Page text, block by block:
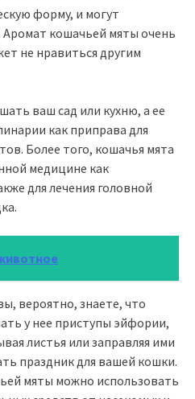
форму, и могут
Аромат кошачьей мяты очень
не нравиться другим
ваш сад или кухню, а ее
как приправа для
Более того, кошачья мята
медицине как
для лечения головной
вероятно, знаете, что
у нее приступы эйфории,
листья или заправляя ими
праздник для вашей кошки.
мяты можно использовать